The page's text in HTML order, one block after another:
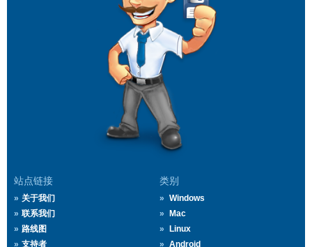
站点链接
关于我们
联系我们
路线图
支持者
类别
Windows
Mac
Linux
Android